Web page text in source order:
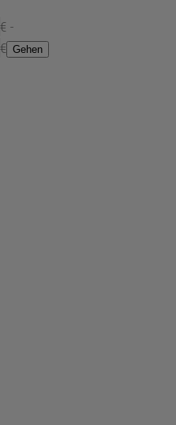
€ -
€ Gehen